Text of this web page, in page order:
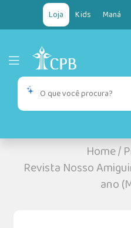
Loja Kids Maná
Home/
Revista Nosso
ano